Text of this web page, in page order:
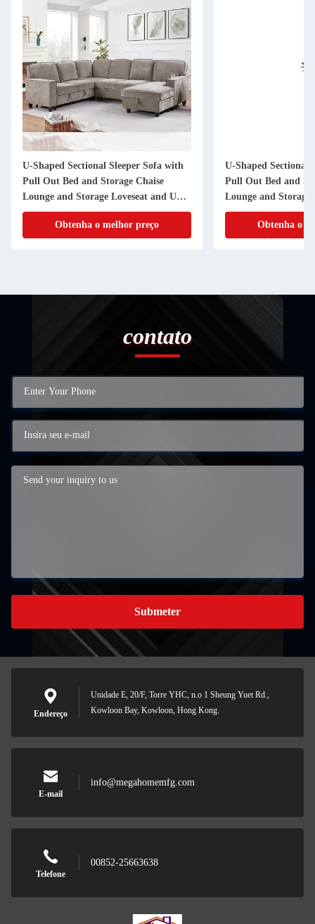
U-Shaped Sectional Sleeper Sofa with
Pull Out Bed and Storage Chaise
Lounge and Storage Loveseat and USB
Charging Port, Light Brown Gray
ChenilleObtenha o melhor preço
U-Shaped Sectional
Pull Out Bed and
Lounge and Storage
Dropdown table
Port, Brown Fabric
Obtenha o
contato
Submeter
Endereço
Unidade E, 20/F, Torre YHC, n.o 1 Sheung Yuet Rd.,
Kowloon Bay, Kowloon, Hong Kong.
E-mail
info@megahomemfg.com
Telefone
00852-25663638